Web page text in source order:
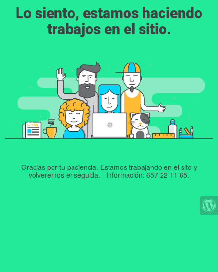
Lo siento, estamos haciendo
trabajos en el sitio.
Gracias por tu paciencia. Estamos trabajando en el sito y
volveremos enseguida. Información: 657 22 11 65.